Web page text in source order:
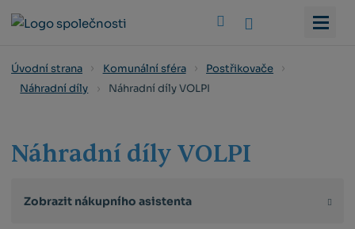
Úvodní strana Komunální sféra
Postřikovače
Náhradní díly
Náhradní díly VOLPI
Náhradní díly VOLPI
Zobrazit nákupního asistenta